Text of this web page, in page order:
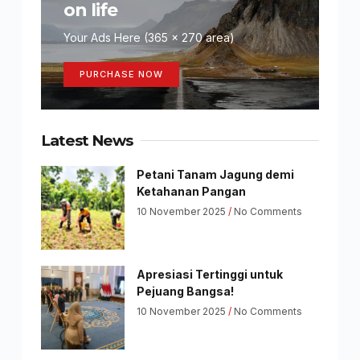
on life
Your Ads Here (365 x 270 area)
PURCHASE NOW
Latest News
Petani Tanam Jagung demi
Ketahanan Pangan
10 November 2025 No Comments
Apresiasi Tertinggi untuk
Pejuang Bangsa!
10 November 2025 No Comments